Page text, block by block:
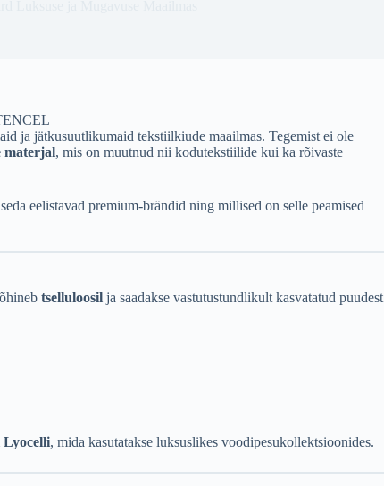
ja jätkusuutlikumaid tekstiilkiude maailmas. Tegemist ei ole
materjal, mis on muutnud nii kodutekstiilide kui ka rõivaste
eelistavad premium-brändid ning millised on selle peamised
tselluloosil ja saadakse vastutustundlikult kasvatatud puudest
Lyocelli, mida kasutatakse luksuslikes voodipesukollektsioonides.